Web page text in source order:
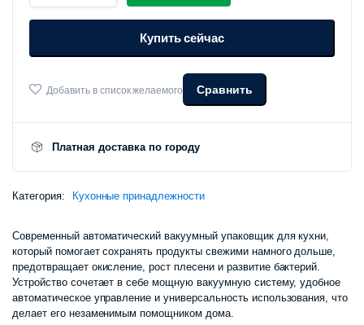
Xiaomi
Mijia
Vacuum
Machine
Купить сейчас
Добавить в список желаемого Сравнить
Платная доставка по городу
Категория: Кухонные принадлежности
Современный автоматический вакуумный упаковщик для кухни,
который помогает сохранять продукты свежими намного дольше,
предотвращает окисление, рост плесени и развитие бактерий.
Устройство сочетает в себе мощную вакуумную систему, удобное
автоматическое управление и универсальность использования, что
делает его незаменимым помощником дома.